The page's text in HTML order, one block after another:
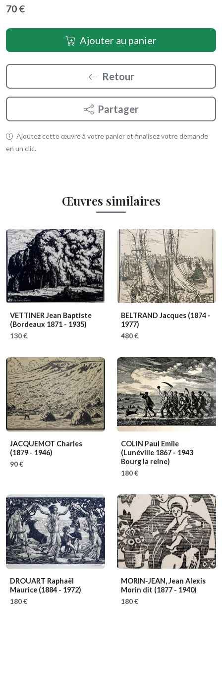
70 €
Ajouter au panier
Retour
Partager
Ajoutez cette œuvre à votre panier et finalisez votre demande
en un clic.
Œuvres similaires
VETTINER Jean Baptiste
(Bordeaux 1871 - 1935)
130 €
BELTRAND Jacques (1874 -
1977)
480 €
JACQUEMOT Charles
(1879 - 1946)
90 €
COLIN Paul Emile
(Lunéville 1867 - 1943
Bourg la reine)
180 €
DROUART Raphaël
Maurice (1884 - 1972)
180 €
MORIN-JEAN, Jean Alexis
Morin dit (1877 - 1940)
180 €